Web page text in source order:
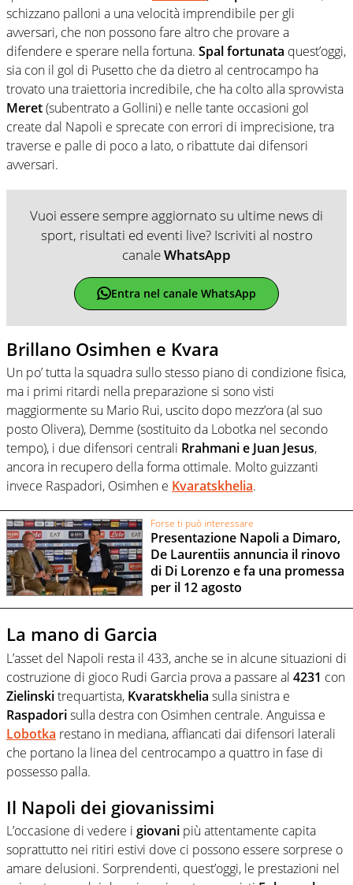
schizzano palloni a una velocità imprendibile per gli
avversari, che non possono fare altro che provare a
difendere e sperare nella fortuna. Spal fortunata quest’oggi,
sia con il gol di Pusetto che da dietro al centrocampo ha
trovato una traiettoria incredibile, che ha colto alla sprovvista
Meret(subentrato a Gollini) e nelle tante occasioni gol
create dal Napoli e sprecate con errori di imprecisione, tra
traverse e palle di poco a lato, o ribattute dai difensori
avversari.
Vuoi essere sempre aggiornato su ultime news di
sport, risultati ed eventi live? Iscriviti al nostro
canaleWhatsApp
Entra nel canale WhatsApp
Brillano Osimhen e Kvara
Un po’ tutta la squadra sullo stesso piano di condizione fisica,
ma i primi ritardi nella preparazione si sono visti
maggiormente su Mario Rui, uscito dopo mezz’ora (al suo
posto Olivera), Demme (sostituito da Lobotka nel secondo
tempo), i due difensori centrali Rrahmani e Juan Jesus,
ancora in recupero della forma ottimale. Molto guizzanti
invece Raspadori, Osimhen e Kvaratskhelia.
Forse ti può interessare
Presentazione Napoli a Dimaro,
De Laurentiis annuncia il rinovo
di Di Lorenzo e fa una promessa
per il 12 agosto
La mano di Garcia
L’asset del Napoli resta il 433, anche se in alcune situazioni di
costruzione di gioco Rudi Garcia prova a passare al 4231 con
Zielinskitrequartista, Kvaratskhelia sulla sinistra e
Raspadorisulla destra con Osimhen centrale. Anguissa e
Lobotka restano in mediana, affiancati dai difensori laterali
che portano la linea del centrocampo a quattro in fase di
possesso palla.
Il Napoli dei giovanissimi
L’occasione di vedere i giovani più attentamente capita
soprattutto nei ritiri estivi dove ci possono essere sorprese o
amare delusioni. Sorprendenti, quest’oggi, le prestazioni nel